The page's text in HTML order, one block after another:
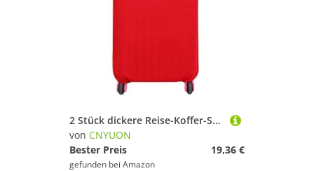
2 Stück dickere Reise-Koffer-Schutzhülle, Gepäckhülle, Reisezubehör, elastische Gepäck-Staubschutzhülle, for 18–32 Koffer(Red,S)
von CNYUON
Bester Preis
19,36 €
gefunden bei Amazon